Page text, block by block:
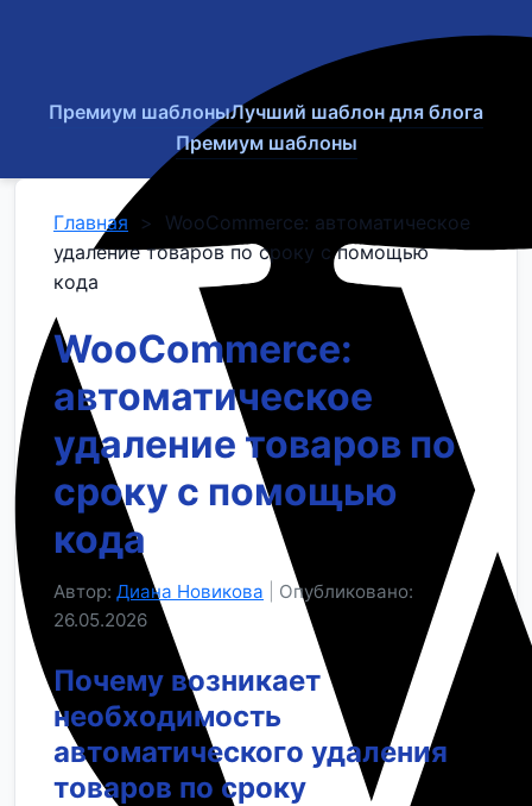
Премиум шаблоныЛучший шаблон для блога
Премиум шаблоны
Главная > WooCommerce: автоматическое
удаление товаров по сроку с помощью
кода
WooCommerce:
автоматическое
удаление товаров по
сроку с помощью
кода
Автор: Диана Новикова
Опубликовано:
26.05.2026
Почему возникает
необходимость
автоматического удаления
товаров по сроку